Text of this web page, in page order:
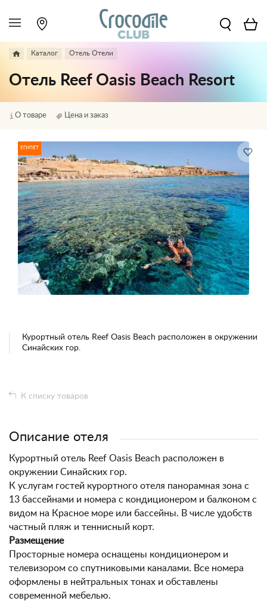
Каталог Отель Отели
Отель Reef Oasis Beach Resort
О товаре Цена и заказ
ЕГИПЕТ
Курортный отель Reef Oasis Beach расположен в окружении
Синайских гор.
К списку товаров
Описание отеля
Курортный отель Reef Oasis Beach расположен в
окружении Синайских гор.
К услугам гостей курортного отеля панорамная зона с
13 бассейнами и номера с кондиционером и балконом с
видом на Красное море или бассейны. В числе удобств
частный пляж и теннисный корт.
Размещение
Просторные номера оснащены кондиционером и
телевизором со спутниковыми каналами. Все номера
оформлены в нейтральных тонах и обставлены
современной мебелью.